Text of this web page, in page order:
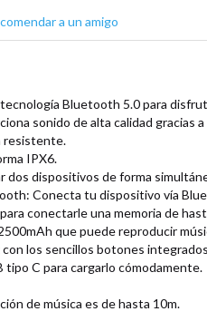
a un amigo
Bluetooth 5.0 para
sonido de alta calidad gracias
resistente.
IPX6.
dos dispositivos de forma
Conecta tu dispositivo vía
conectarle una memoria de
que puede reproducir
los sencillos botones
tipo C para cargarlo cómodamente.
de música es de hasta 10m.